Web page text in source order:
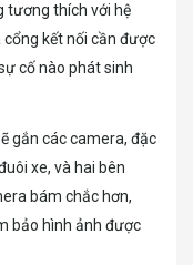
tương thích với hệ
kết nối cần được
cố nào phát sinh
gắn các camera, đặc
xe, và hai bên
bám chắc hơn,
bảo hình ảnh được